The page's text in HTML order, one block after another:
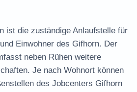
ist die zuständige Anlaufstelle für
Einwohner des Gifhorn. Der
neben Rühen weitere
Je nach Wohnort können
des Jobcenters Gifhorn